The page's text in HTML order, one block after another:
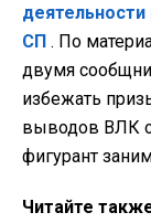
СП . По
двумя
избежать
выводов ВЛК
фигурант
Читайте